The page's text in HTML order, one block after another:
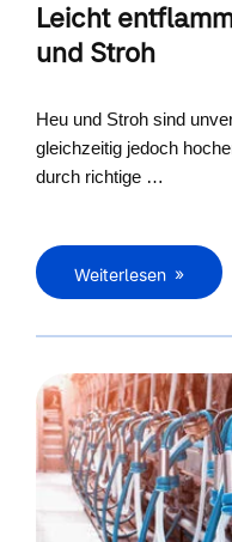
Leicht
und Stroh
Heu und Stroh sind
gleichzeitig jedoch
durch richtige …
Weiterlesen